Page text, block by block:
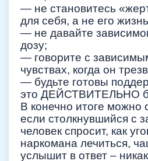
— не становитесь
для себя, а не его
— не давайте
дозу;
— говорите с
чувствах, когда он
— будьте готовы
это ДЕЙСТВИТЕЛЬНО
В конечно итоге можно
если столкнувшийся с
человек спросит, как
наркомана лечиться,
услышит в ответ –